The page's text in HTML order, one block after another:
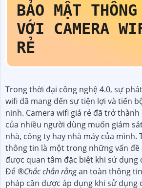
BẢO MẬT
VỚI CAMERA
RẺ
Trong thời đại công nghệ 4.0, sự
wifi đã mang đến sự tiện lợi và tiến
ninh. Camera wifi giá rẻ đã trở
của nhiều người dùng muốn giám
nhà, công ty hay nhà máy của mình.
thông tin là một trong những vấn đề
được quan tâm đặc biệt khi sử dụng
Để ®️Chắc chắn rằngan toàn thông
pháp cần được áp dụng khi sử dụng